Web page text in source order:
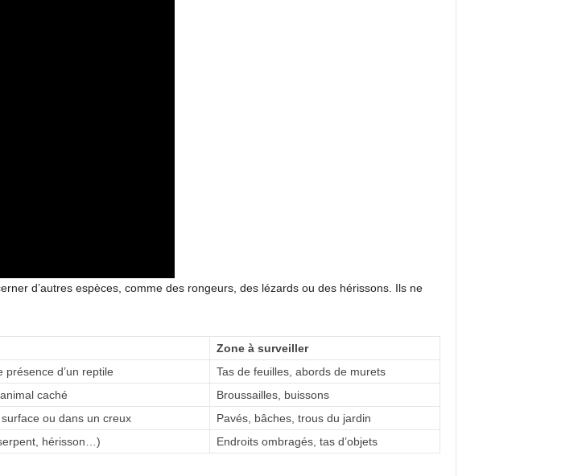
d’autres espèces, comme des rongeurs, des lézards ou des hérissons. Ils ne
Zone à surveiller
d’un reptile
Tas de feuilles, abords de murets
caché
Broussailles, buissons
ou dans un creux
Pavés, bâches, trous du jardin
hérisson…) Endroits ombragés, tas d’objets